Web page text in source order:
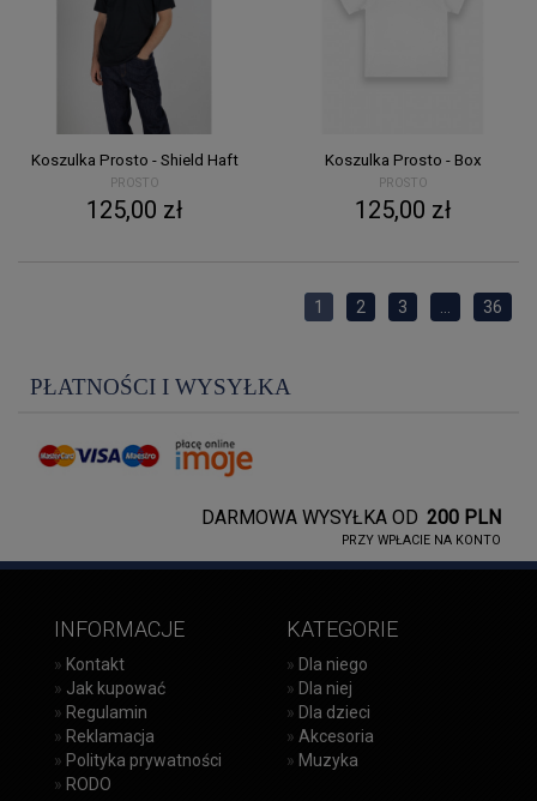
Koszulka Prosto - Shield Haft
PROSTO
125,00 zł
Koszulka Prosto - Box
PROSTO
125,00 zł
1 2 3 36
PŁATNOŚCI I WYSYŁKA
DARMOWA WYSYŁKA OD 200 PLN
PRZY WPŁACIE NA KONTO
INFORMACJE
» Kontakt
» Jak kupować
» Regulamin
» Reklamacja
» Polityka prywatności
» RODO
KATEGORIE
» Dla niego
» Dla niej
» Dla dzieci
» Akcesoria
» Muzyka